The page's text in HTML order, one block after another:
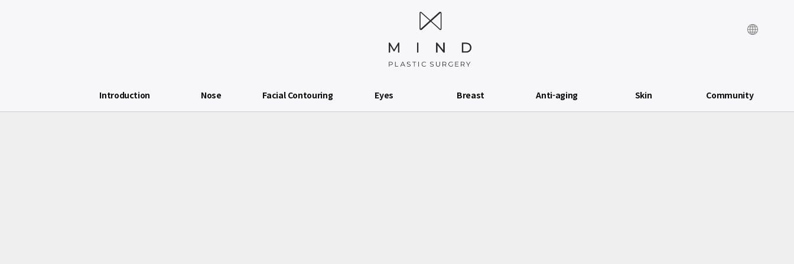
Introduction Nose Facial Contouring Eyes Breast Anti-aging Skin Community